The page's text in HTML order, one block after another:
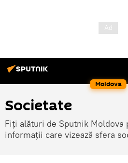
Moldova
Societate
Fiți alături de Sputnik Moldova
informații care vizează sfera